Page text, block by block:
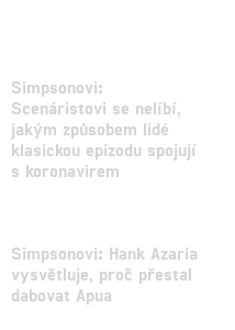
Simpsonovi:
Scenáristovi se nelíbí,
jakým způsobem lidé
klasickou epizodu spojují
s koronavirem
Simpsonovi: Hank Azaria
vysvětluje, proč přestal
dabovat Apua